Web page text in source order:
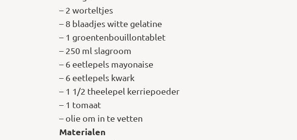
– 2 worteltjes
– 8 blaadjes witte gelatine
– 1 groentenbouillontablet
– 250 ml slagroom
– 6 eetlepels mayonaise
– 6 eetlepels kwark
– 1 1/2 theelepel kerriepoeder
– 1 tomaat
– olie om in te vetten
Materialen